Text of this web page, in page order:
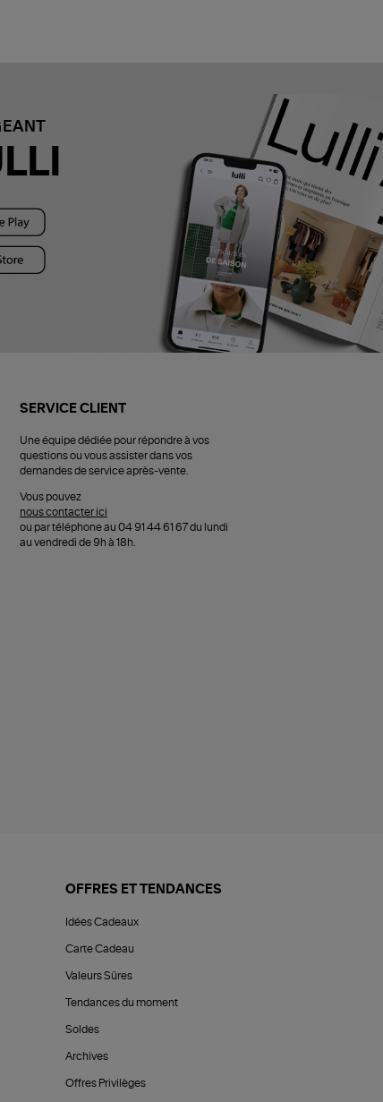
SERVICE CLIENT
Une équipe dédiée pour répondre à vos
questions ou vous assister dans vos
demandes de service après-vente.
Vous pouvez
nous contacter ici
ou par téléphone au 04 91 44 61 67 du lundi
au vendredi de 9h à 18h.
OFFRES ET TENDANCES
Idées Cadeaux
Carte Cadeau
Valeurs Sûres
Tendances du moment
Soldes
Archives
Offres Privilèges